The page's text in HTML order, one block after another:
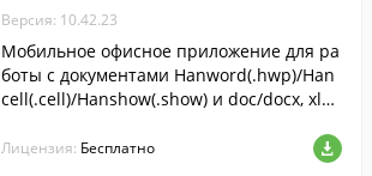
Версия: 10.42.23
Мобильное офисное приложение для ра
боты с документами Hanword(.hwp)/Han
cell(.cell)/Hanshow(.show) и doc/docx, xls/
Лицензия: Бесплатно